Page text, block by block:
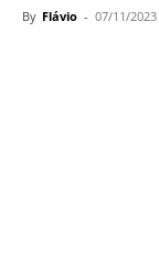
By Flávio - 07/11/2023